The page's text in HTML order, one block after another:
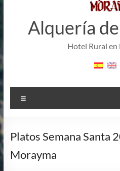
Alquería
Hotel Rural en
Platos Semana Santa
Morayma